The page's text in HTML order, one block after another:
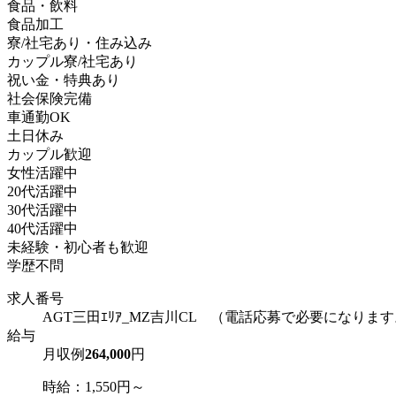
食品・飲料
食品加工
寮/社宅あり・住み込み
カップル寮/社宅あり
祝い金・特典あり
社会保険完備
車通勤OK
土日休み
カップル歓迎
女性活躍中
20代活躍中
30代活躍中
40代活躍中
未経験・初心者も歓迎
学歴不問
求人番号
AGT三田ｴﾘｱ_MZ吉川CL （電話応募で必要になりま
給与
月収例264,000円
時給：1,550円～